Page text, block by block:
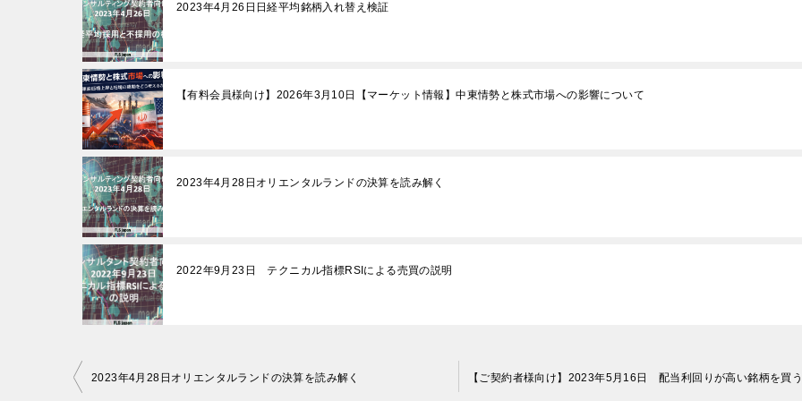
2023年4月26日日経平均銘柄入れ替え検証
【有料会員様向け】2026年3月10日【マーケット情報】中東情勢と株式市場への影響について
2023年4月28日オリエンタルランドの決算を読み解く
2022年9月23日 テクニカル指標RSIによる売買の説明
投2023年4月28日オリエンタルランドの決算を読み解く 【ご契約者様向け】2023年5月16日 配当利回りが高い銘柄を買